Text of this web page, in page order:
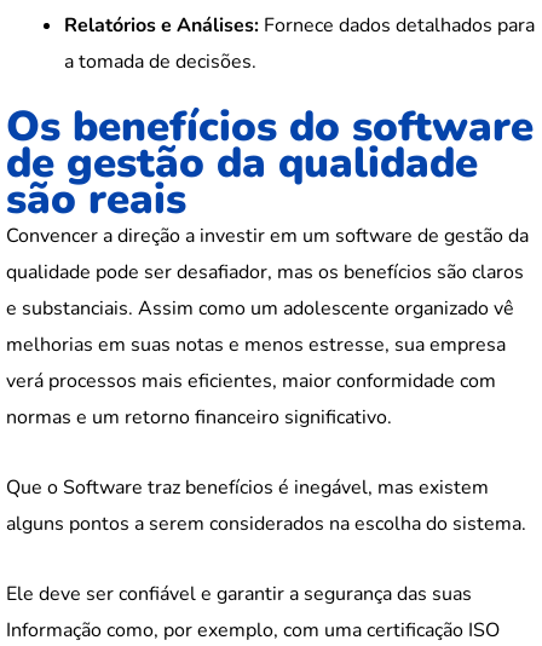
Relatórios e Análises: Fornece dados detalhados para
a tomada de decisões.
Os benefícios do software
de gestão da qualidade
são reais
Convencer a direção a investir em um software de gestão da
qualidade pode ser desafiador, mas os benefícios são claros
e substanciais. Assim como um adolescente organizado vê
melhorias em suas notas e menos estresse, sua empresa
verá processos mais eficientes, maior conformidade com
normas e um retorno financeiro significativo.
Que o Software traz benefícios é inegável, mas existem
alguns pontos a serem considerados na escolha do sistema.
Ele deve ser confiável e garantir a segurança das suas
Informação como, por exemplo, com uma certificação ISO